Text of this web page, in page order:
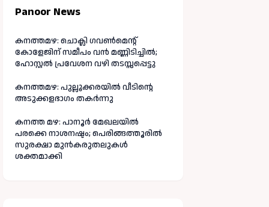
Panoor News
കനത്തമഴ: ചൊക്ലി ഗവൺമെന്റ്
കോളേജിന് സമീപം വൻ മണ്ണിടിച്ചിൽ;
ഹോസ്റ്റൽ പ്രവേശന വഴി തടസ്സപ്പെട്ടു
കനത്തമഴ: പുല്ലൂക്കരയിൽ വീടിന്റെ
അടുക്കളഭാഗം തകർന്നു
കനത്ത മഴ: പാനൂർ മേഖലയിൽ
പരക്കെ നാശനഷ്ടം; പെരിങ്ങത്തൂരിൽ
സുരക്ഷാ മുൻകരുതലുകൾ
ശക്തമാക്കി